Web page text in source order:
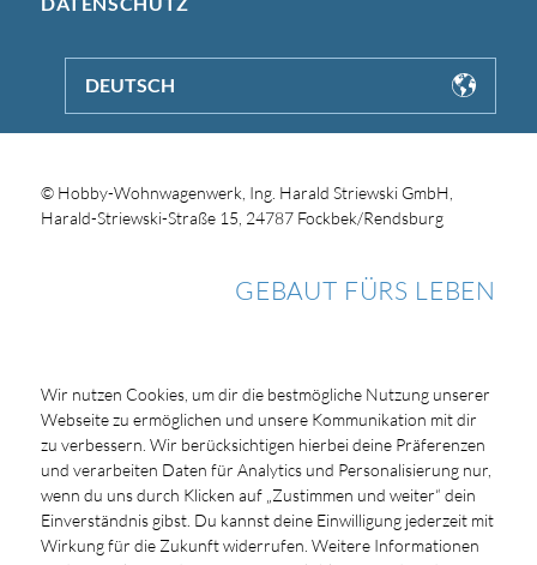
DEUTSCH
© Hobby-Wohnwagenwerk, Ing. Harald Striewski GmbH,
Harald-Striewski-Straße 15, 24787 Fockbek/Rendsburg
GEBAUT FÜRS LEBEN
Wir nutzen Cookies, um dir die bestmögliche Nutzung unserer
Webseite zu ermöglichen und unsere Kommunikation mit dir
zu verbessern. Wir berücksichtigen hierbei deine Präferenzen
und verarbeiten Daten für Analytics und Personalisierung nur,
wenn du uns durch Klicken auf „Zustimmen und weiter“ dein
Einverständnis gibst. Du kannst deine Einwilligung jederzeit mit
Wirkung für die Zukunft widerrufen. Weitere Informationen